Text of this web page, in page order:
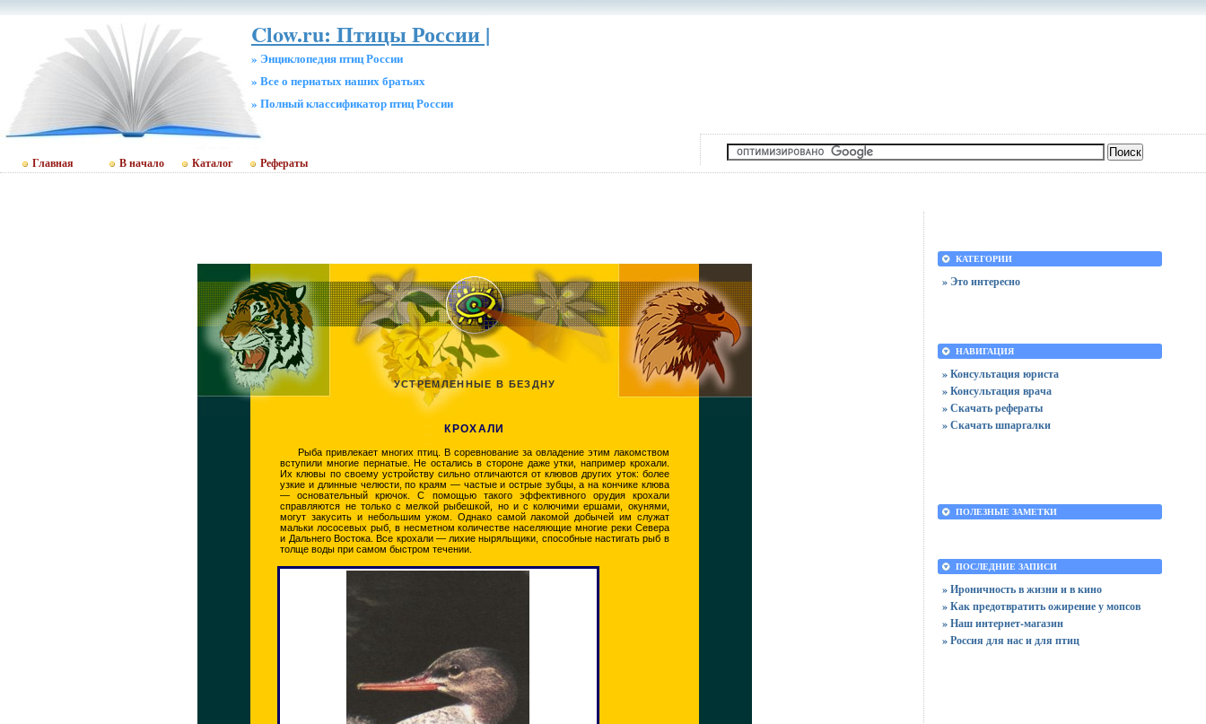
Clow.ru: Птицы России |
» Энциклопедия птиц России
» Все о пернатых наших братьях
» Полный классификатор птиц России
Главная В начало Каталог Рефераты
УСТРЕМЛЕННЫЕ В БЕЗДНУ
КРОХАЛИ
Рыба привлекает многих птиц. В соревнование за овладение этим лакомством
вступили многие пернатые. Не остались в стороне даже утки, например крохали.
Их клювы по своему устройству сильно отличаются от клювов других уток: более
узкие и длинные челюсти, по краям — частые и острые зубцы, а на кончике клюва
— основательный крючок. С помощью такого эффективного орудия крохали
справляются не только с мелкой рыбешкой, но и с колючими ершами, окунями,
могут закусить и небольшим ужом. Однако самой лакомой добычей им служат
мальки лососевых рыб, в несметном количестве населяющие многие реки Севера
и Дальнего Востока. Все крохали — лихие ныряльщики, способные настигать рыб в
толще воды при самом быстром течении.
КАТЕГОРИИ
» Это интересно
НАВИГАЦИЯ
» Консультация юриста
» Консультация врача
» Скачать рефераты
» Скачать шпаргалки
ПОЛЕЗНЫЕ ЗАМЕТКИ
ПОСЛЕДНИЕ ЗАПИСИ
» Ироничность в жизни и в кино
» Как предотвратить ожирение у мопсов
» Наш интернет-магазин
» Россия для нас и для птиц